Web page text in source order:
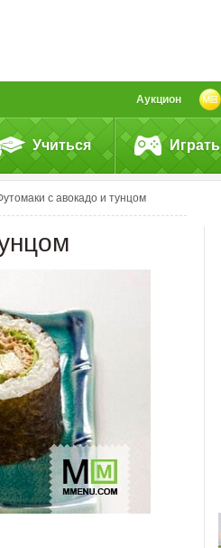
Аукцион
Учиться Играть
с авокадо и тунцом